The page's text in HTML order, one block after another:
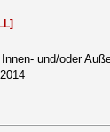
und/oder